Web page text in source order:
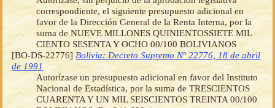
correspondiente, el siguiente presupuesto adicional en
favor de la Dirección General de la Renta Interna, por la
suma de NUEVE MILLONES QUINIENTOSSIETE MIL
CIENTO SESENTA Y OCHO 00/100 BOLIVIANOS
[BO-DS-22776] Bolivia: Decreto Supremo Nº 22776, 18 de abril
de 1991
Autorízase un presupuesto adicional en favor del Instituto
Nacional de Estadística, por la suma de TRESCIENTOS
CUARENTA Y UN MIL SEISCIENTOS TREINTA 00/100